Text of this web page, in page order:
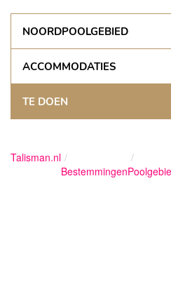
NOORDPOOLGEBIED
ACCOMMODATIES
TE DOEN
Talisman.nl
Bestemmingen